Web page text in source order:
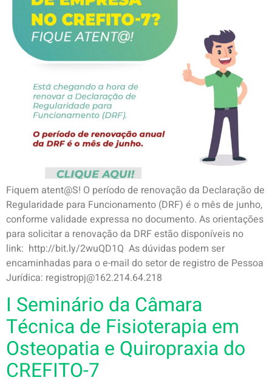
Fiquem atent@S! O período de renovação da Declaração de
Regularidade para Funcionamento (DRF) é o mês de junho,
conforme validade expressa no documento. As orientações
para solicitar a renovação da DRF estão disponíveis no
link: http://bit.ly/2wuQD1Q As dúvidas podem ser
encaminhadas para o e-mail do setor de registro de Pessoa
Jurídica: registropj@162.214.64.218
I Seminário da Câmara
Técnica de Fisioterapia em
Osteopatia e Quiropraxia do
CREFITO-7